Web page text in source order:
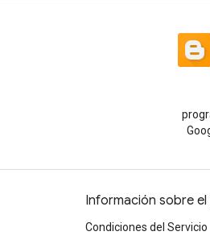
Información sobre
Condiciones del Servicio